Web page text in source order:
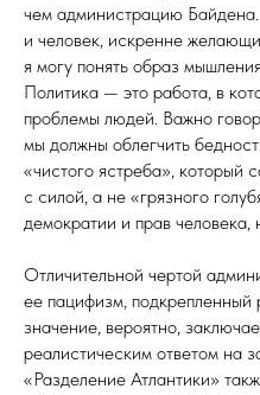
чем администрацию
и человек, искренне
я могу понять образ
Политика — это работа, в
проблемы людей. Важно
мы должны облегчить
«чистого ястреба», который
с силой, а не «грязного
демократии и прав человека,
Отличительной чертой
ее пацифизм,
значение, вероятно,
реалистическим ответом на
«Разделение Атлантики»